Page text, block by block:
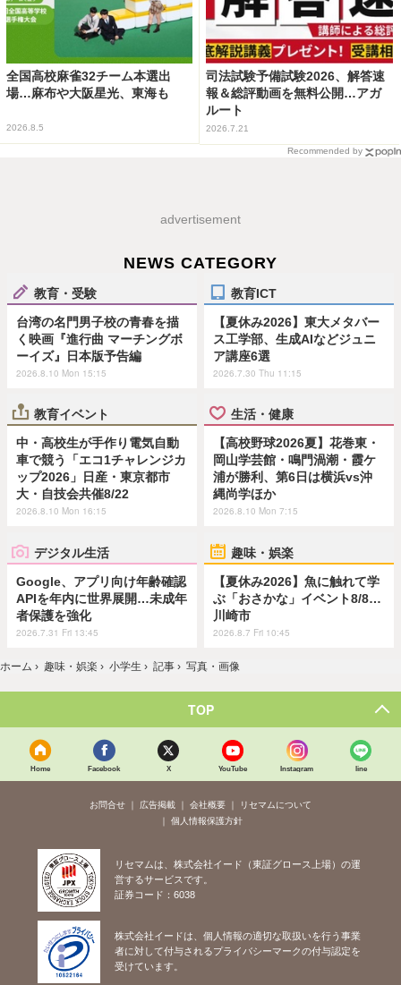
全国高校麻雀32チーム本選出
場…麻布や大阪星光、東海も
2026.8.5
司法試験予備試験2026、解答速
報＆総評動画を無料公開…アガ
ルート
2026.7.21
Recommended by
advertisement
NEWS CATEGORY
教育・受験
台湾の名門男子校の青春を描
く映画『進行曲 マーチングボ
ーイズ』日本版予告編
2026.8.10 Mon 15:15
教育ICT
【夏休み2026】東大メタバー
ス工学部、生成AIなどジュニ
ア講座6選
2026.7.30 Thu 11:15
教育イベント
中・高校生が手作り電気自動
車で競う「エコ1チャレンジカ
ップ2026」日産・東京都市
大・自技会共催8/22
2026.8.10 Mon 16:15
生活・健康
【高校野球2026夏】花巻東・
岡山学芸館・鳴門渦潮・霞ケ
浦が勝利、第6日は横浜vs沖
縄尚学ほか
2026.8.10 Mon 7:15
デジタル生活
Google、アプリ向け年齢確認
APIを年内に世界展開…未成年
者保護を強化
2026.7.31 Fri 13:45
趣味・娯楽
【夏休み2026】魚に触れて学
ぶ「おさかな」イベント8/8…
川崎市
2026.8.7 Fri 10:45
ホーム › 趣味・娯楽 › 小学生 › 記事 › 写真・画像
TOP
Home Facebook X YouTube Instagram line
お問合せ 広告掲載 会社概要
リセマムについて
個人情報保護方針
リセマムは、株式会社イード（東証グロース上場）の運
営するサービスです。
証券コード：6038
株式会社イードは、個人情報の適切な取扱いを行う事業
者に対して付与されるプライバシーマークの付与認定を
受けています。